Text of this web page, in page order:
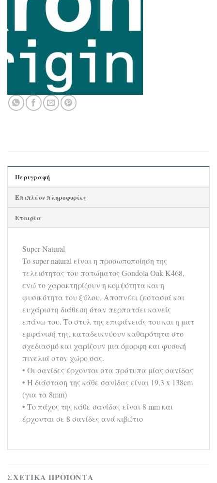
Περιγραφή
Επιπλέον πληροφορίες
Εταιρία
Super Natural
To super natural είναι η προσωποποίηση της
τελειότητας του πατώματος Gondola Oak K468,
ενώ το χαρακτηρίζουν η κομψότητα και η
φυσικότητα του ξύλου. Αποπνέει ζεστασιά και
ευχάριστη διάθεση όταν περπατάει κανείς
επάνω του. Το στυλ της επιφάνειάς του και η ματ
εμφάνισή της, καταδεικνύουν καθαρότητα στο
σχεδιασμό και χαρίζουν μια όμορφη και φυσική
πινελιά στον χώρο σας.
• Οι σανίδες έρχονται στα πρότυπα μίας σανίδας
• Η διάσταση της κάθε σανίδας είναι 19,3 x 138cm
(για τα 8mm)
• Το πάχος της κάθε σανίδας είναι 8 mm και
έρχονται σε 8 σανίδες ανά κιβώτιο
ΣΧΕΤΙΚΆ ΠΡΟΪΌΝΤΑ